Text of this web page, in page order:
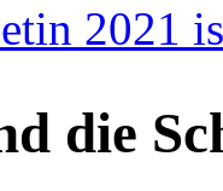
2021
die